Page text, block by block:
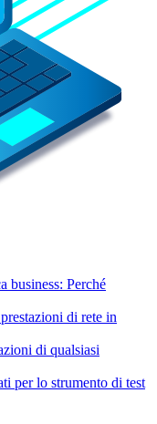
business: Perché
di rete in
di qualsiasi
per lo strumento di test